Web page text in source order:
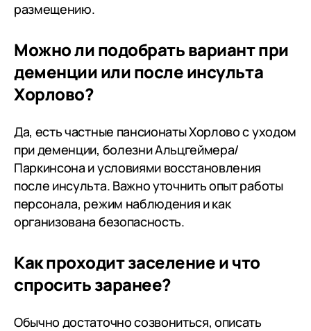
размещению.
Можно ли подобрать вариант при
деменции или после инсульта
Хорлово?
Да, есть частные пансионаты Хорлово с уходом
при деменции, болезни Альцгеймера/
Паркинсона и условиями восстановления
после инсульта. Важно уточнить опыт работы
персонала, режим наблюдения и как
организована безопасность.
Как проходит заселение и что
спросить заранее?
Обычно достаточно созвониться, описать